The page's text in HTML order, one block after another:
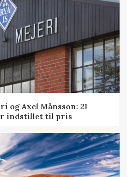
og Axel Månsson: 21
indstillet til pris